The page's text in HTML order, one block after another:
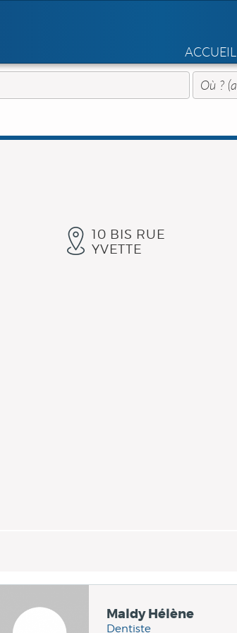
ACCUEIL
10 BIS RUE
YVETTE
Maldy Hélène
Dentiste